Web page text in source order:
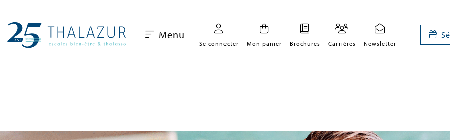
Menu
Se connecter Mon panier Brochures Carrières Newsletter